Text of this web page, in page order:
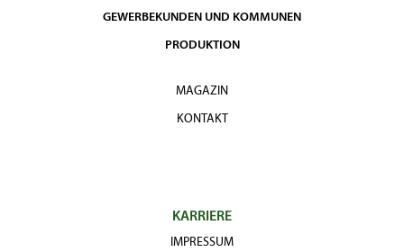
GEWERBEKUNDEN UND KOMMUNEN
PRODUKTION
MAGAZIN
KONTAKT
KARRIERE
IMPRESSUM